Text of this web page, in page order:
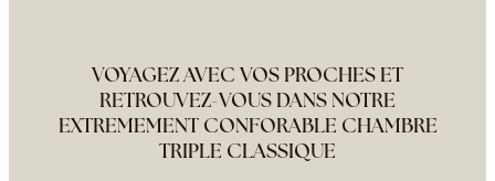
VOYAGEZ AVEC VOS PROCHES ET
RETROUVEZ-VOUS DANS NOTRE
EXTREMEMENT CONFORABLE CHAMBRE
TRIPLE CLASSIQUE